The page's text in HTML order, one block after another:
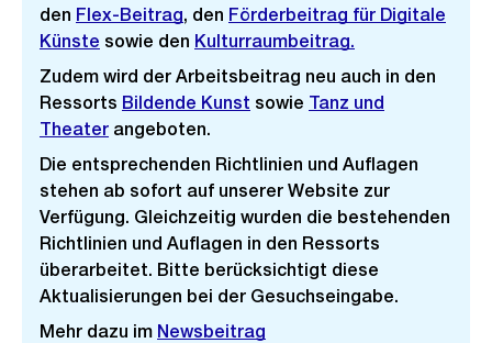
den Flex-Beitrag, den Förderbeitrag für Digitale
Künste sowie den Kulturraumbeitrag.
Zudem wird der Arbeitsbeitrag neu auch in den
Ressorts Bildende Kunst sowie Tanz und
Theater angeboten.
Die entsprechenden Richtlinien und Auflagen
stehen ab sofort auf unserer Website zur
Verfügung. Gleichzeitig wurden die bestehenden
Richtlinien und Auflagen in den Ressorts
überarbeitet. Bitte berücksichtigt diese
Aktualisierungen bei der Gesuchseingabe.
Mehr dazu im Newsbeitrag